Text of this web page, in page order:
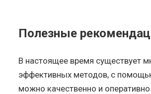
Полезные
В настоящее время существует
эффективных методов, с
можно качественно и оперативно